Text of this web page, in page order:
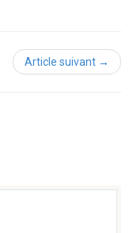
Article suivant →